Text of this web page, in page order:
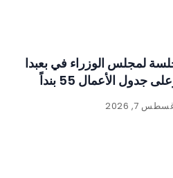
لمجلس الوزراء في بعبدا
جدول الأعمال 55 بنداً
7, 2026